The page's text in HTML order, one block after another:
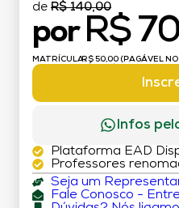
de R$ 140,00
por R$
MATRÍCULA:R$ 50,00 (PAGÁVEL
Infos
Plataforma EAD
Professores
Seja um
Fale Conosco -